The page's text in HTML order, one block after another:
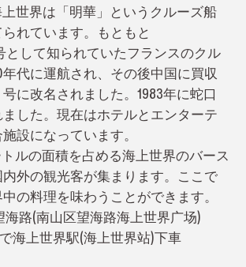
世界は「明華」というクルーズ船
れています。もともと
として知られていたフランスのクル
代に運航され、その後中国に買収
に改名されました。1983年に蛇口
した。現在はホテルとエンターテ
設になっています。
ルの面積を占める海上世界のバース
内外の観光客が集まります。ここで
の料理を味わうことができます。
海路(南山区望海路海上世界广场)
海上世界駅(海上世界站)下車